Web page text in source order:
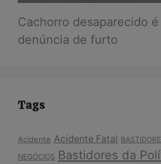
Cachorro desaparecido
denúncia de furto
Tags
Acidente Acidente Fatal
NEGÓCIOS Bastidores da